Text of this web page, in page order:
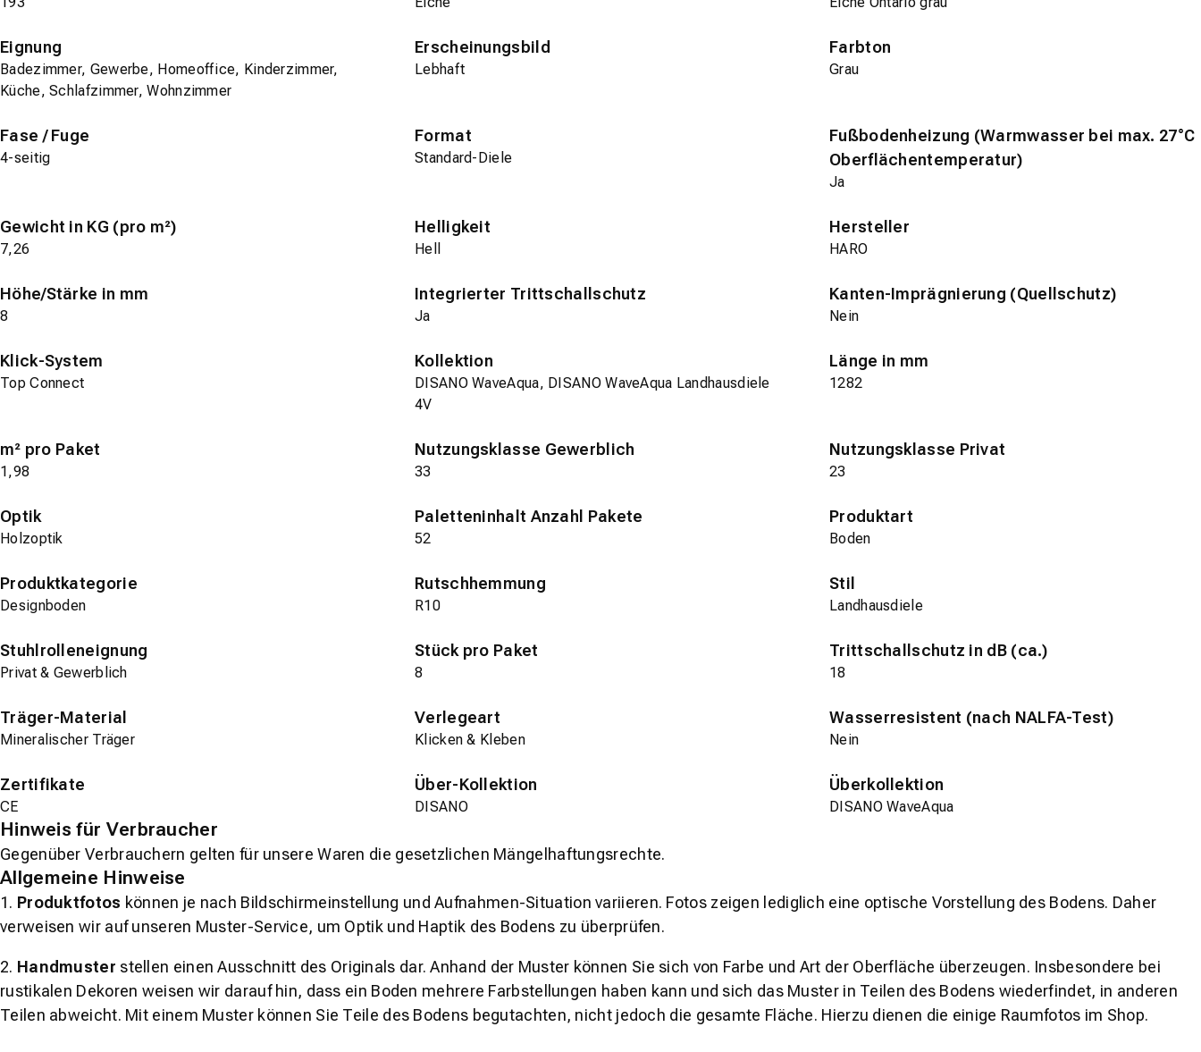
Eignung
Badezimmer, Gewerbe, Homeoffice, Kinderzimmer,
Küche, Schlafzimmer, Wohnzimmer
Erscheinungsbild
Lebhaft
Farbton
Grau
Fase / Fuge
4-seitig
Format
Standard-Diele
Fußbodenheizung (Warmwasser bei max. 27°C
Oberflächentemperatur)
Ja
Gewicht in KG (pro m²)
7,26
Helligkeit
Hell
Hersteller
HARO
Höhe/Stärke in mm
8
Integrierter Trittschallschutz
Ja
Kanten-Imprägnierung (Quellschutz)
Nein
Klick-System
Top Connect
Kollektion
DISANO WaveAqua, DISANO WaveAqua Landhausdiele
4V
Länge in mm
1282
m² pro Paket
1,98
Nutzungsklasse Gewerblich
33
Nutzungsklasse Privat
23
Optik
Holzoptik
Paletteninhalt Anzahl Pakete
52
Produktart
Boden
Produktkategorie
Designboden
Rutschhemmung
R10
Stil
Landhausdiele
Stuhlrolleneignung
Privat & Gewerblich
Stück pro Paket
8
Trittschallschutz in dB (ca.)
18
Träger-Material
Mineralischer Träger
Verlegeart
Klicken & Kleben
Wasserresistent (nach NALFA-Test)
Nein
Zertifikate
CE
Über-Kollektion
DISANO
Überkollektion
DISANO WaveAqua
Hinweis für Verbraucher
Gegenüber Verbrauchern gelten für unsere Waren die gesetzlichen Mängelhaftungsrechte.
Allgemeine Hinweise
1. Produktfotos können je nach Bildschirmeinstellung und Aufnahmen-Situation variieren. Fotos zeigen lediglich eine optische Vorstellung des Bodens. Daher
verweisen wir auf unseren Muster-Service, um Optik und Haptik des Bodens zu überprüfen.
2. Handmuster stellen einen Ausschnitt des Originals dar. Anhand der Muster können Sie sich von Farbe und Art der Oberfläche überzeugen. Insbesondere bei
rustikalen Dekoren weisen wir darauf hin, dass ein Boden mehrere Farbstellungen haben kann und sich das Muster in Teilen des Bodens wiederfindet, in anderen
Teilen abweicht. Mit einem Muster können Sie Teile des Bodens begutachten, nicht jedoch die gesamte Fläche. Hierzu dienen die einige Raumfotos im Shop.